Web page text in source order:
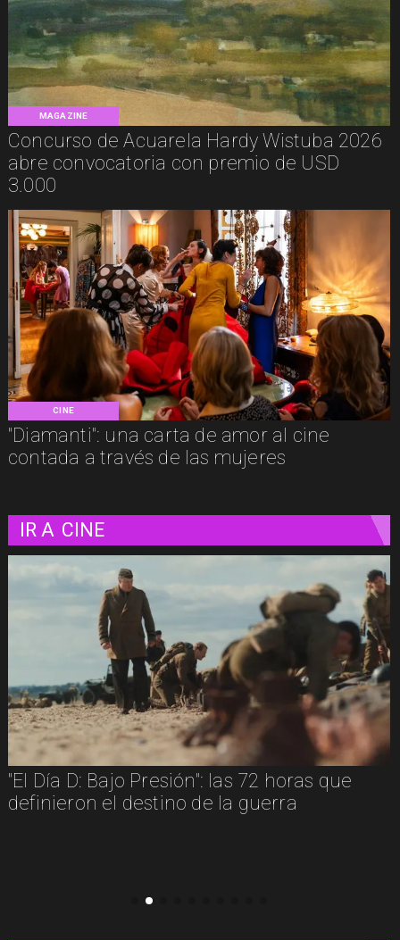
MAGAZINE
Concurso de Acuarela Hardy Wistuba 2026
abre convocatoria con premio de USD
3.000
CINE
"Diamanti": una carta de amor al cine
contada a través de las mujeres
IR A CINE
"Diamanti": una carta de amor al cine
contada a través de las mujeres